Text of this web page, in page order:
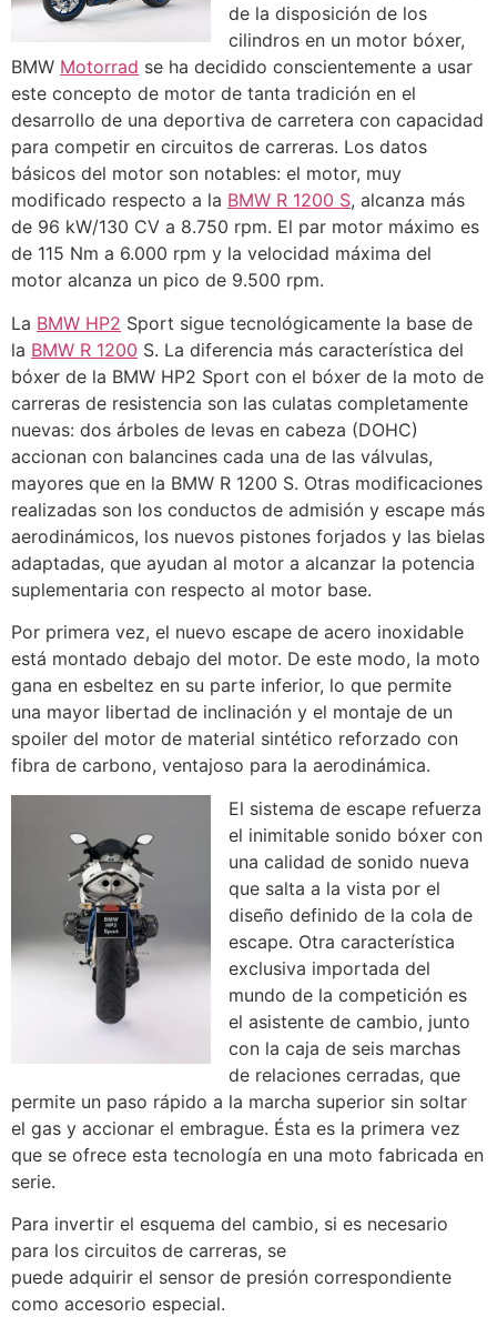
de la disposición de los
cilindros en un motor bóxer,
BMW Motorrad se ha decidido conscientemente a usar
este concepto de motor de tanta tradición en el
desarrollo de una deportiva de carretera con capacidad
para competir en circuitos de carreras. Los datos
básicos del motor son notables: el motor, muy
modificado respecto a la BMW R 1200 S, alcanza más
de 96 kW/130 CV a 8.750 rpm. El par motor máximo es
de 115 Nm a 6.000 rpm y la velocidad máxima del
motor alcanza un pico de 9.500 rpm.
La BMW HP2 Sport sigue tecnológicamente la base de
la BMW R 1200 S. La diferencia más característica del
bóxer de la BMW HP2 Sport con el bóxer de la moto de
carreras de resistencia son las culatas completamente
nuevas: dos árboles de levas en cabeza (DOHC)
accionan con balancines cada una de las válvulas,
mayores que en la BMW R 1200 S. Otras modificaciones
realizadas son los conductos de admisión y escape más
aerodinámicos, los nuevos pistones forjados y las bielas
adaptadas, que ayudan al motor a alcanzar la potencia
suplementaria con respecto al motor base.
Por primera vez, el nuevo escape de acero inoxidable
está montado debajo del motor. De este modo, la moto
gana en esbeltez en su parte inferior, lo que permite
una mayor libertad de inclinación y el montaje de un
spoiler del motor de material sintético reforzado con
fibra de carbono, ventajoso para la aerodinámica.
El sistema de escape refuerza
el inimitable sonido bóxer con
una calidad de sonido nueva
que salta a la vista por el
diseño definido de la cola de
escape. Otra característica
exclusiva importada del
mundo de la competición es
el asistente de cambio, junto
con la caja de seis marchas
de relaciones cerradas, que
permite un paso rápido a la marcha superior sin soltar
el gas y accionar el embrague. Ésta es la primera vez
que se ofrece esta tecnología en una moto fabricada en
serie.
Para invertir el esquema del cambio, si es necesario
para los circuitos de carreras, se
puede adquirir el sensor de presión correspondiente
como accesorio especial.